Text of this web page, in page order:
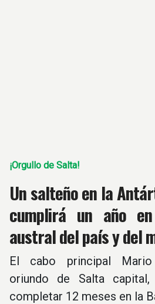
¡Orgullo de Salta!
Un salteño en la
cumplirá un año
austral del país y del
El cabo principal
oriundo de Salta
completar 12 meses en la